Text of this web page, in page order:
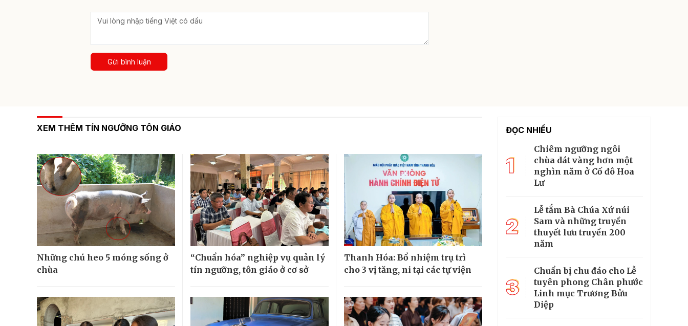
Gửi bình luận
XEM THÊM TÍN NGƯỠNG TÔN GIÁO
Những chú heo 5 móng sống ở
chùa
“Chuẩn hóa” nghiệp vụ quản lý
tín ngưỡng, tôn giáo ở cơ sở
Thanh Hóa: Bổ nhiệm trụ trì
cho 3 vị tăng, ni tại các tự viện
ĐỌC NHIỀU
1
Chiêm ngưỡng ngôi
chùa dát vàng hơn một
nghìn năm ở Cố đô Hoa
Lư
2
Lễ tắm Bà Chúa Xứ núi
Sam và những truyền
thuyết lưu truyền 200
năm
3
Chuẩn bị chu đáo cho Lễ
tuyên phong Chân phước
Linh mục Trương Bửu
Diệp